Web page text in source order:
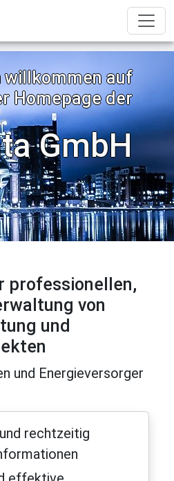
willkommen auf
Homepage der
GmbH
professionellen,
von
und
und Energieversorger
rechtzeitig